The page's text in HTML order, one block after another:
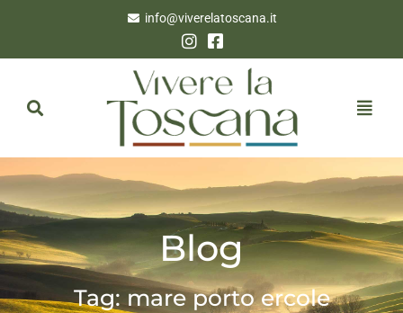
info@viverelatoscana.it
Blog
Tag: mare porto ercole